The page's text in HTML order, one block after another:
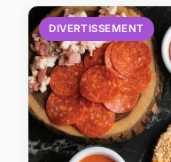
DIVERTISSEMENT